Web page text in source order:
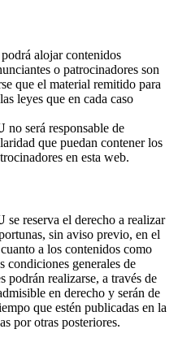
alojar contenidos
o patrocinadores son
que el material remitido para
leyes que en cada caso
no será responsable de
que puedan contener los
en esta web.
se reserva el derecho a realizar
sin aviso previo, en el
a los contenidos como
condiciones generales de
podrán realizarse, a través de
en derecho y serán de
que estén publicadas en la
por otras posteriores.